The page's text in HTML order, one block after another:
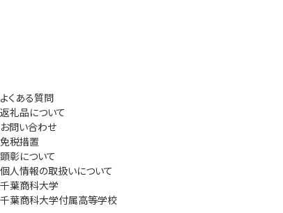
よくある質問
返礼品について
お問い合わせ
免税措置
顕彰について
個人情報の取扱いについて
千葉商科大学
千葉商科大学付属高等学校